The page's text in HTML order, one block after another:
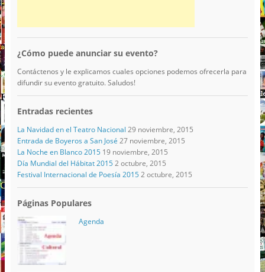
¿Cómo puede anunciar su evento?
Contáctenos y le explicamos cuales opciones podemos ofrecerla para
difundir su evento gratuito. Saludos!
Entradas recientes
La Navidad en el Teatro Nacional 29 noviembre, 2015
Entrada de Boyeros a San José 27 noviembre, 2015
La Noche en Blanco 2015 19 noviembre, 2015
Día Mundial del Hábitat 2015 2 octubre, 2015
Festival Internacional de Poesía 2015 2 octubre, 2015
Páginas Populares
Agenda